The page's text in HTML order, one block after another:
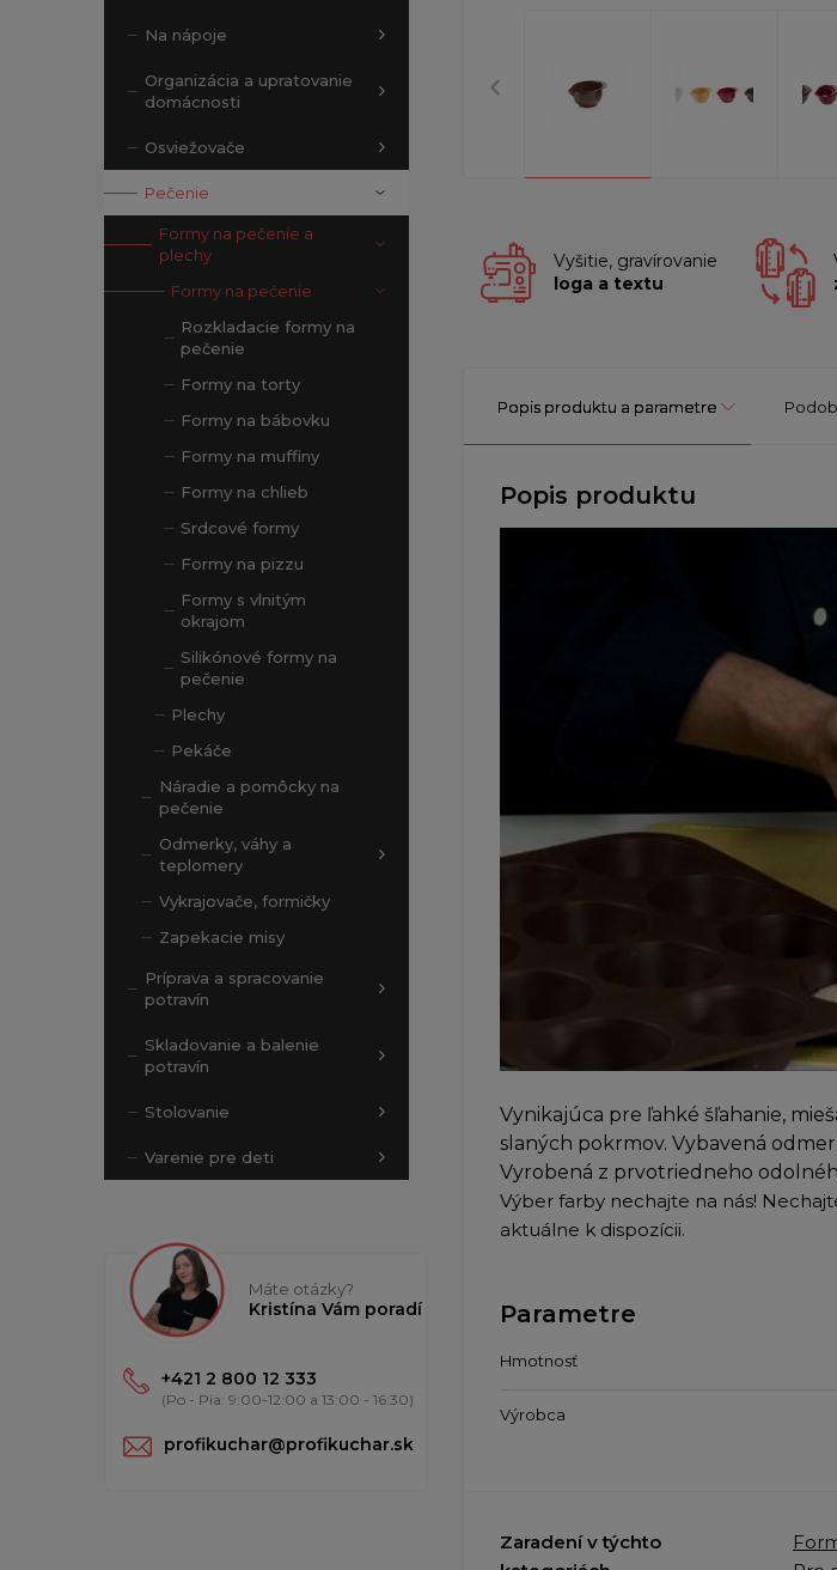
Na nápoje
Organizácia a upratovanie
domácnosti
Osviežovače
Pečenie
Formy na pečenie a
plechy
Formy na pečenie
Rozkladacie formy na
pečenie
Formy na torty
Formy na bábovku
Formy na muffiny
Formy na chlieb
Srdcové formy
Formy na pizzu
Formy s vlnitým
okrajom
Silikónové formy na
pečenie
Plechy
Pekáče
Náradie a pomôcky na
pečenie
Odmerky, váhy a
teplomery
Vykrajovače, formičky
Zapekacie misy
Príprava a spracovanie
potravín
Skladovanie a balenie
potravín
Stolovanie
Varenie pre deti
Máte otázky?
Kristína Vám poradí
+421 2 800 12 333
(Po - Pia: 9:00-12:00 a 13:00 - 16:30)
profikuchar@profikuchar.sk
Vyšitie, gravírovanie
loga a textu
Popis produktu a parametre
Popis produktu
Vynikajúca pre ľahké šľahanie,
slaných pokrmov. Vybavená
Vyrobená z prvotriedneho
Výber farby nechajte na nás!
aktuálne k dispozícii.
Parametre
Hmotnosť
Výrobca
Zaradení v týchto